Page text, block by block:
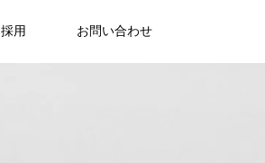
採用 お問い合わせ